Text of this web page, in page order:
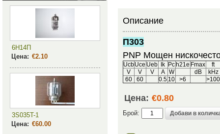
6Н14П
Цена: €2.10
3S035T-1
Цена: €60.00
Описание
П303
PNP Мощен
UcbUce Ueb Ik Pc h21e Fmax
ft
V
V V A W dB
kHz
60
60 0.5 10 >6 >100
Цена: €0.80
Брой: